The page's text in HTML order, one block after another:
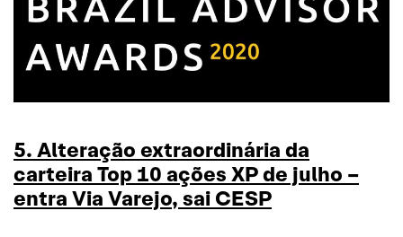
5. Alteração extraordinária da
carteira Top 10 ações XP de julho –
entra Via Varejo, sai CESP